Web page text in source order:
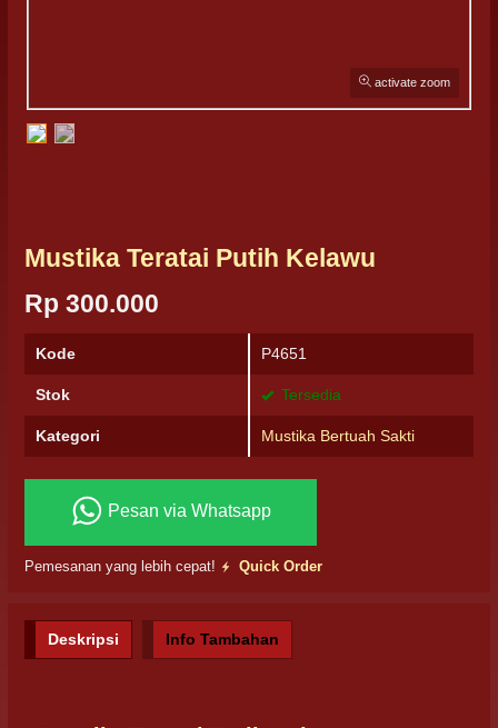
activate zoom
Mustika Teratai Putih Kelawu
Rp 300.000
Kode P4651
Stok Tersedia
Kategori Mustika Bertuah Sakti
Pesan via Whatsapp
Pemesanan yang lebih cepat! Quick Order
Deskripsi Info Tambahan